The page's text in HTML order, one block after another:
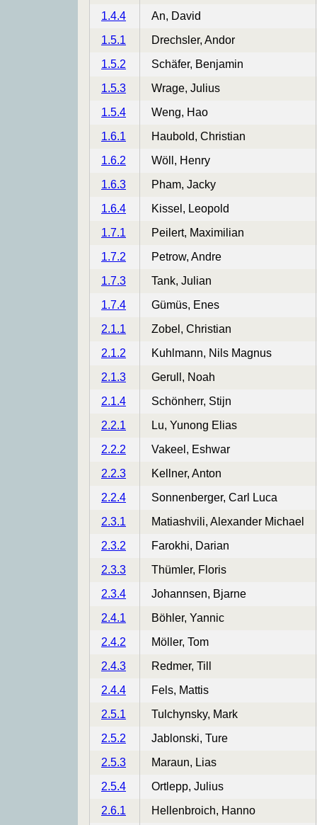
1.4.4
An, David
1.5.1
Drechsler, Andor
1.5.2
Schäfer, Benjamin
1.5.3
Wrage, Julius
1.5.4
Weng, Hao
1.6.1
Haubold, Christian
1.6.2
Wöll, Henry
1.6.3
Pham, Jacky
1.6.4
Kissel, Leopold
1.7.1
Peilert, Maximilian
1.7.2
Petrow, Andre
1.7.3
Tank, Julian
1.7.4
Gümüs, Enes
2.1.1
Zobel, Christian
2.1.2
Kuhlmann, Nils Magnus
2.1.3
Gerull, Noah
2.1.4
Schönherr, Stijn
2.2.1
Lu, Yunong Elias
2.2.2
Vakeel, Eshwar
2.2.3
Kellner, Anton
2.2.4
Sonnenberger, Carl Luca
2.3.1
Matiashvili, Alexander Michael
2.3.2
Farokhi, Darian
2.3.3
Thümler, Floris
2.3.4
Johannsen, Bjarne
2.4.1
Böhler, Yannic
2.4.2
Möller, Tom
2.4.3
Redmer, Till
2.4.4
Fels, Mattis
2.5.1
Tulchynsky, Mark
2.5.2
Jablonski, Ture
2.5.3
Maraun, Lias
2.5.4
Ortlepp, Julius
2.6.1
Hellenbroich, Hanno